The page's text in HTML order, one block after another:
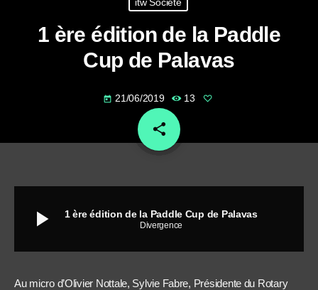
itw Société
1 ère édition de la Paddle
Cup de Palavas
today 21/06/2019 13
share
email
play_arrow 1 ère édition de la Paddle Cup de Palavas
Divergence
Au micro d’Olivier Nottale, Sylvie Fabre, Présidente du Rotary